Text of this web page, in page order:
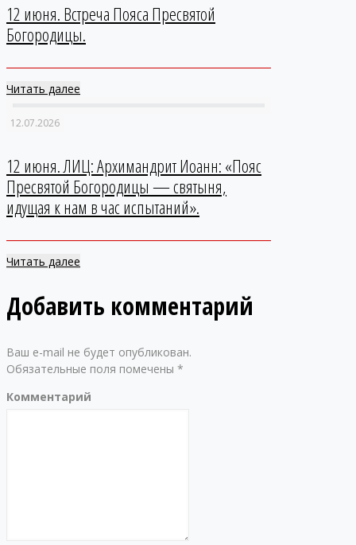
12 июня. Встреча Пояса Пресвятой
Богородицы.
Читать далее
12.07.2026
12 июня. ЛИЦ: Архимандрит Иоанн: «Пояс
Пресвятой Богородицы — святыня,
идущая к нам в час испытаний».
Читать далее
Добавить комментарий
Ваш e-mail не будет опубликован.
Обязательные поля помечены *
Комментарий